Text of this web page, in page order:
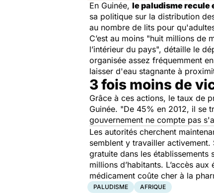
En Guinée, le paludisme recule
sa politique sur la distribution
au nombre de lits pour
C’est au moins "huit millions de
l’intérieur du pays", détaille le
organisée assez fréquemment
laisser d'eau stagnante à
3 fois moins de
Grâce à ces actions, le taux de
Guinée. "De 45% en 2012, il se
gouvernement ne compte pas
Les autorités cherchent
semblent y travailler
gratuite dans les
millions d’habitants. L’accès
médicament coûte cher à la
PALUDISME AFRIQUE